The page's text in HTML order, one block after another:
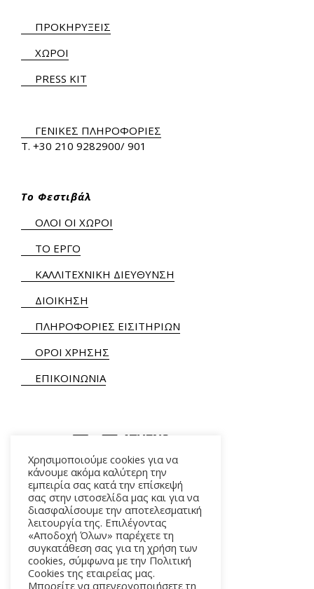
ΠΡΟΚΗΡΥΞΕΙΣ
ΧΩΡΟΙ
PRESS KIT
ΓΕΝΙΚΕΣ ΠΛΗΡΟΦΟΡΙΕΣ
Τ. +30 210 9282900/ 901
Το Φεστιβάλ
ΟΛΟΙ ΟΙ ΧΩΡΟΙ
ΤΟ ΕΡΓΟ
ΚΑΛΛΙΤΕΧΝΙΚΗ ΔΙΕΥΘΥΝΣΗ
ΔΙΟΙΚΗΣΗ
ΠΛΗΡΟΦΟΡΙΕΣ ΕΙΣΙΤΗΡΙΩΝ
ΟΡΟΙ ΧΡΗΣΗΣ
ΕΠΙΚΟΙΝΩΝΙΑ
ΑΛΚΜΗΝΗΣ 5 – 118 54 ΑΘΗΝΑ
Χρησιμοποιούμε cookies για να
κάνουμε ακόμα καλύτερη την
εμπειρία σας κατά την επίσκεψή
σας στην ιστοσελίδα μας και για να
διασφαλίσουμε την αποτελεσματική
λειτουργία της. Επιλέγοντας
«Αποδοχή Όλων» παρέχετε τη
συγκατάθεση σας για τη χρήση των
cookies, σύμφωνα με την Πολιτική
Cookies της εταιρείας μας.
Μπορείτε να απενεργοποιήσετε τη